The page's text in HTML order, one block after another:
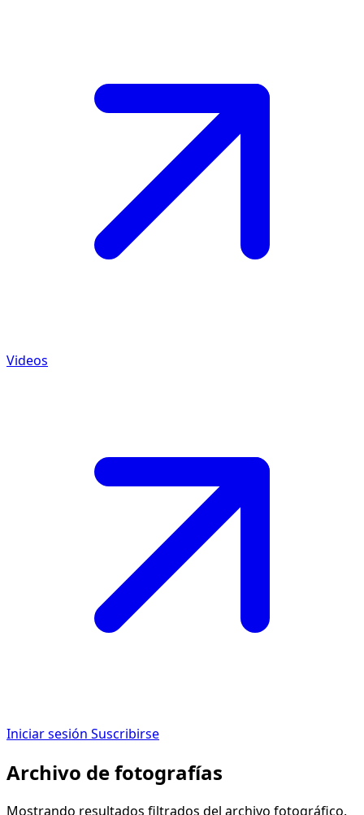
Videos
Iniciar sesión Suscribirse
Archivo de fotografías
Mostrando resultados filtrados del archivo fotográfico.